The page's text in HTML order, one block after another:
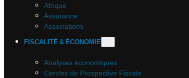
Afrique
Assurance
Associations
FISCALITÉ & ÉCONOMIE
Analyses économiques
Cercles de Prospective Fiscale